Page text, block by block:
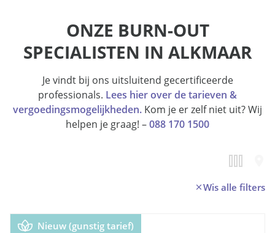
ONZE BURN-OUT
SPECIALISTEN IN ALKMAAR
Je vindt bij ons uitsluitend gecertificeerde
professionals. Lees hier over de tarieven &
vergoedingsmogelijkheden. Kom je er zelf niet uit? Wij
helpen je graag! –088 170 1500
Wis alle filters
Nieuw (gunstig tarief)